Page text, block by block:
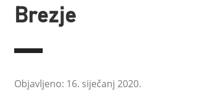
Brezje
Objavljeno: 16. siječanj 2020.